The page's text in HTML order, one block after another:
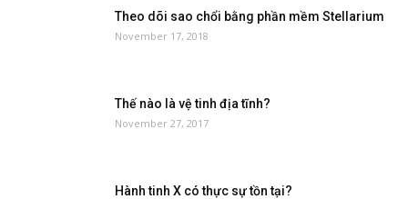
Theo dõi sao chổi bằng phần mềm Stellarium
November 17, 2018
Thế nào là vệ tinh địa tĩnh?
November 27, 2017
Hành tinh X có thực sự tồn tại?